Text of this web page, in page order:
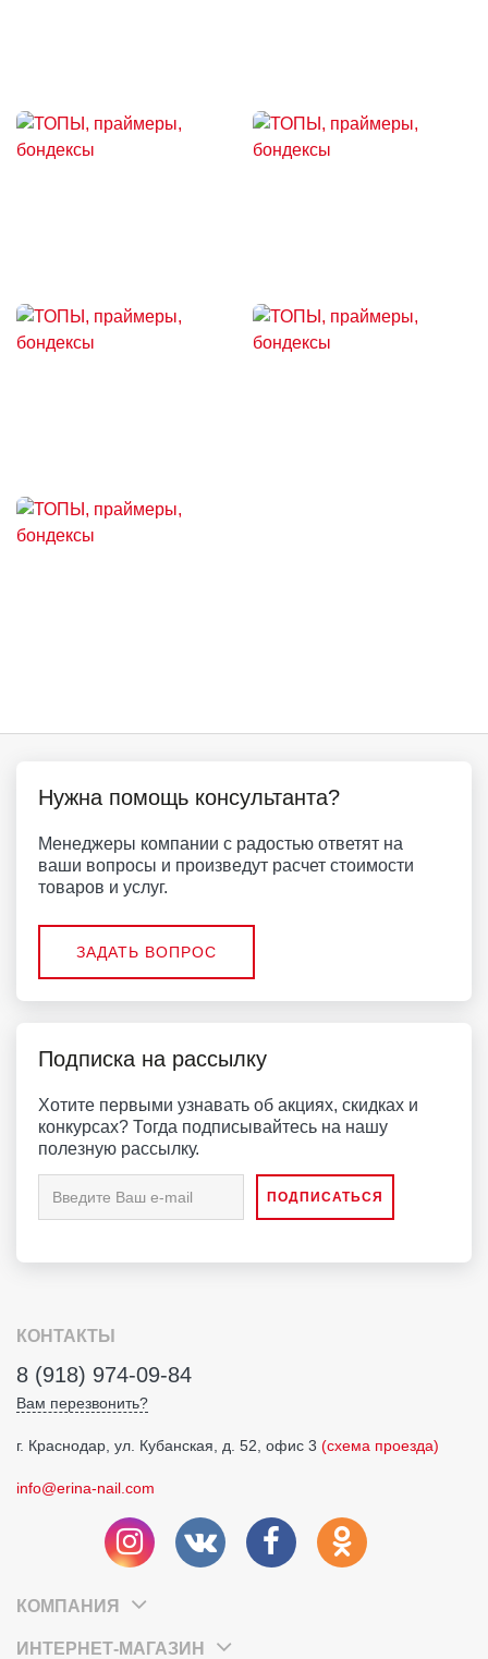
Нужна помощь консультанта?
Менеджеры компании с радостью ответят на
ваши вопросы и произведут расчет стоимости
товаров и услуг.
ЗАДАТЬ ВОПРОС
Подписка на рассылку
Хотите первыми узнавать об акциях, скидках и
конкурсах? Тогда подписывайтесь на нашу
полезную рассылку.
КОНТАКТЫ
8 (918) 974-09-84
Вам перезвонить?
г. Краснодар, ул. Кубанская, д. 52, офис 3 (схема проезда)
info@erina-nail.com
КОМПАНИЯ
ИНТЕРНЕТ-МАГАЗИН